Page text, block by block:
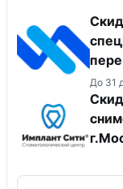
До 31
снимок в